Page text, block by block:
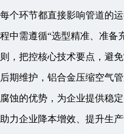
每个环节都直接影响管道的
程中需遵循“选型精准、准备
则，把控核心技术要点，避
后期维护，铝合金压缩空气
腐蚀的优势，为企业提供稳
助力企业降本增效、提升生